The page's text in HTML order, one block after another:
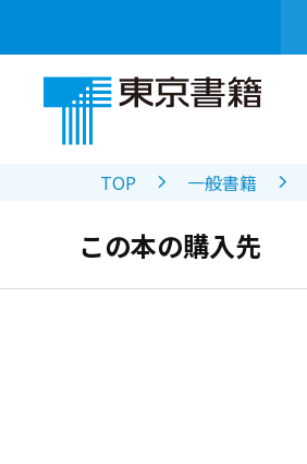
TOP 一般書籍
この本の購入先